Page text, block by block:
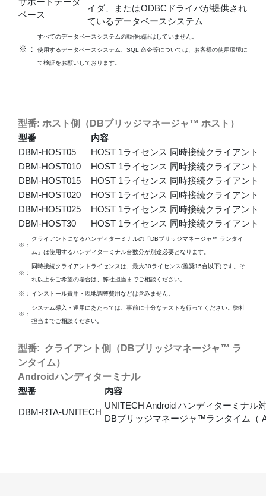
ベース
イダ、またはODBCドライバが提供され
ているデータベースシステム
※：
すべてのデータベースシステムの動作保証はしていません。
使用するデータベースシステム、SQL 命令等については、お客様の使用環境に
て検証をお願いしております。
型番: ホスト側（DBブリッジマネージャ™ ホスト）
型番
内容
DBM-HOST05
HOST 1ライセンス 同時接続クライアン
DBM-HOST010
HOST 1ライセンス 同時接続クライアン
DBM-HOST015
HOST 1ライセンス 同時接続クライアン
DBM-HOST020
HOST 1ライセンス 同時接続クライアン
DBM-HOST025
HOST 1ライセンス 同時接続クライアン
DBM-HOST30
HOST 1ライセンス 同時接続クライアン
※：
クライアントになるハンディターミナルの「DBブリッジマネージャ™ ランタイ
ム」は使用するハンディターミナル台数分が別途必要となります。
※：
同時接続クライアントライセンスは、最大30ライセンス(推奨15台以下)です。そ
れ以上をご希望の場合は、弊社担当までご相談ください。
※： インストール費用・現地調整費用などは含みません。
※：
システム導入・運用にあたっては、事前に十分なテストを行ってください。弊社
担当までご相談ください。
型番: クライアント側（DBブリッジマネージャ™ ラ
ンタイム）
Androidハンディターミナル
型番
内容
DBM-RTA-UNITECH
UNITECH Android ハンディターミナル
DBブリッジマネージャ™ランタイム（